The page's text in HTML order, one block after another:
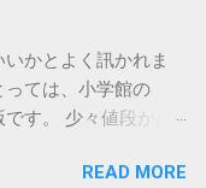
かとよく訊かれま
ては、小学館の
す。 少々値段が高
っているかという
READ MORE